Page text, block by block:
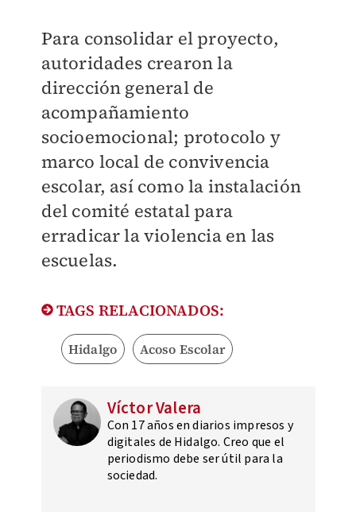
Para consolidar el proyecto,
autoridades crearon la
dirección general de
acompañamiento
socioemocional; protocolo y
marco local de convivencia
escolar, así como la instalación
del comité estatal para
erradicar la violencia en las
escuelas.
TAGS RELACIONADOS:
Hidalgo Acoso Escolar
Víctor Valera
Con 17 años en diarios impresos y
digitales de Hidalgo. Creo que el
periodismo debe ser útil para la
sociedad.